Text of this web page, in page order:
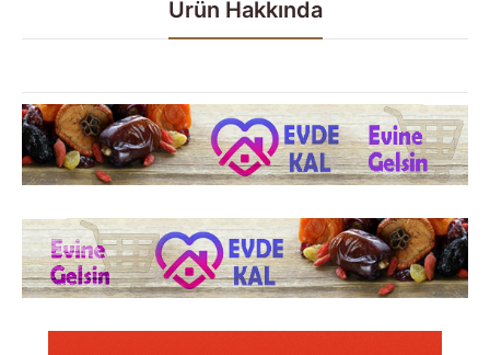
Ürün Hakkında